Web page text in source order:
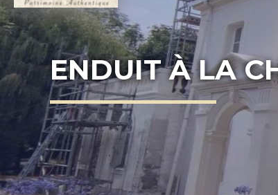
ENDUIT À LA